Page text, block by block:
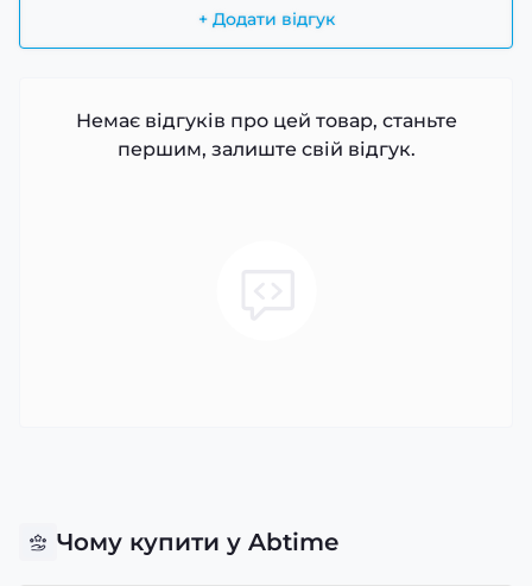
+ Додати відгук
Немає відгуків про цей товар, станьте
першим, залиште свій відгук.
Чому купити у Abtime